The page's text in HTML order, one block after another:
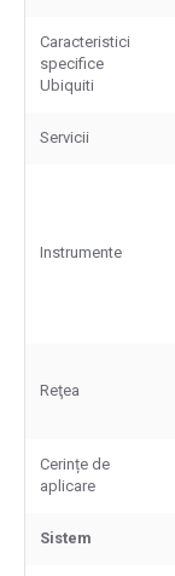
Caracteristici
specifice
Ubiquiti
Servicii
Instrumente
Reţea
Cerințe de
aplicare
Sistem